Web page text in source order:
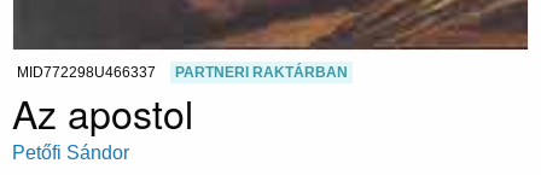
MID772298U466337 PARTNERI RAKTÁRBAN
Az apostol
Petőfi Sándor